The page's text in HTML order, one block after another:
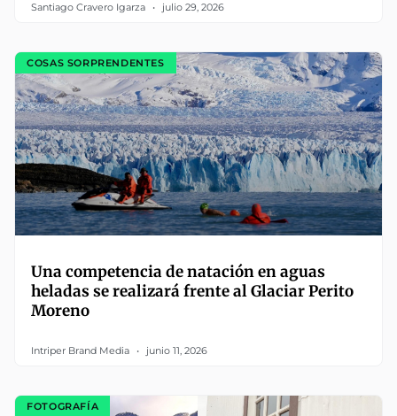
Santiago Cravero Igarza julio 29, 2026
COSAS SORPRENDENTES
Una competencia de natación en aguas
heladas se realizará frente al Glaciar Perito
Moreno
Intriper Brand Media junio 11, 2026
FOTOGRAFÍA